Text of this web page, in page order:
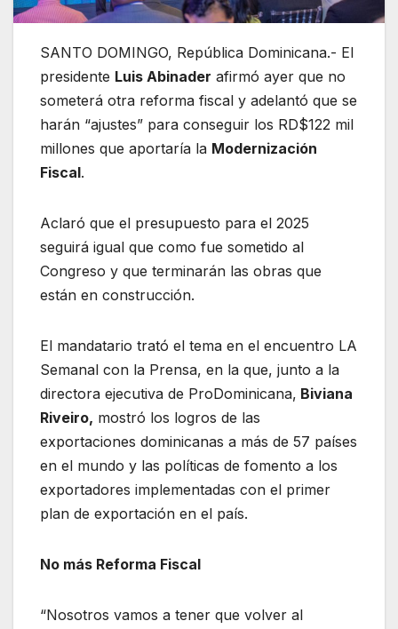
SANTO DOMINGO, República Dominicana.- El
presidente Luis Abinader afirmó ayer que no
someterá otra reforma fiscal y adelantó que se
harán “ajustes” para conseguir los RD$122 mil
millones que aportaría la Modernización
Fiscal.
Aclaró que el presupuesto para el 2025
seguirá igual que como fue sometido al
Congreso y que terminarán las obras que
están en construcción.
El mandatario trató el tema en el encuentro LA
Semanal con la Prensa, en la que, junto a la
directora ejecutiva de ProDominicana, Biviana
Riveiro, mostró los logros de las
exportaciones dominicanas a más de 57 países
en el mundo y las políticas de fomento a los
exportadores implementadas con el primer
plan de exportación en el país.
No más Reforma Fiscal
“Nosotros vamos a tener que volver al